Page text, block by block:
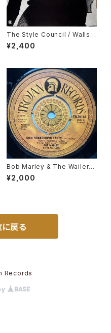
The Style Council / Walls
Come Tumbling Down!
¥2,400
Bob Marley & The Wailers
/ Soul Shakedown Party
¥2,000
戻る
Records